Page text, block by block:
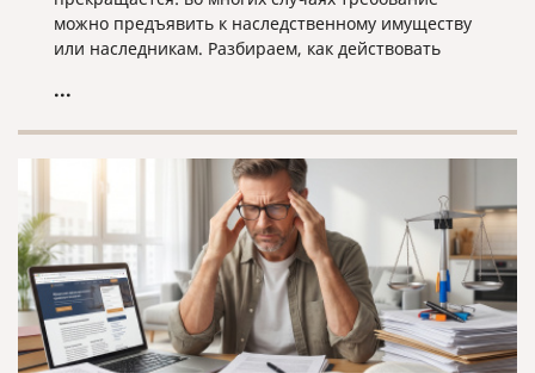
можно предъявить к наследственному имуществу
или наследникам. Разбираем, как действовать
наследство, еще не приняли его или когда
...